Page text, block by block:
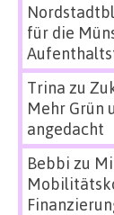
für die
Trina zu
Mehr Grün
angedacht
Bebbi zu